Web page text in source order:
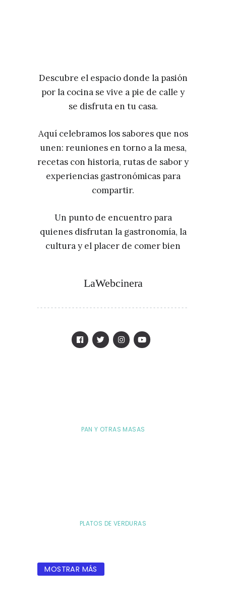
Descubre el espacio donde la pasión
por la cocina se vive a pie de calle y
se disfruta en tu casa.
Aquí celebramos los sabores que nos
unen: reuniones en torno a la mesa,
recetas con historia, rutas de sabor y
experiencias gastronómicas para
compartir.
Un punto de encuentro para
quienes disfrutan la gastronomía, la
cultura y el placer de comer bien
LaWebcinera
PAN Y OTRAS MASAS
PLATOS DE VERDURAS
MOSTRAR MÁS